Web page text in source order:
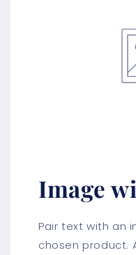
Image
Pair text with an
chosen product.